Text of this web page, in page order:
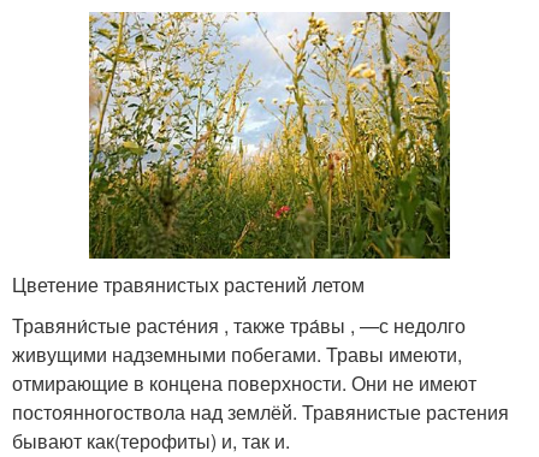
Цветение травянистых растений летом
Травяни́стые расте́ния , также тра́вы , —с недолго
живущими надземными побегами. Травы имеюти,
отмирающие в концена поверхности. Они не имеют
постоянногоствола над землёй. Травянистые растения
бывают как(терофиты) и, так и.